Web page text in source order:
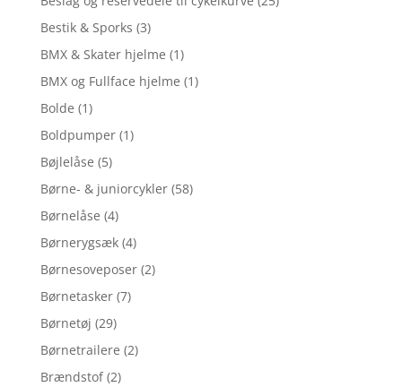
Bestik & Sporks (3)
BMX & Skater hjelme (1)
BMX og Fullface hjelme (1)
Bolde (1)
Boldpumper (1)
Bøjlelåse (5)
Børne- & juniorcykler (58)
Børnelåse (4)
Børnerygsæk (4)
Børnesoveposer (2)
Børnetasker (7)
Børnetøj (29)
Børnetrailere (2)
Brændstof (2)